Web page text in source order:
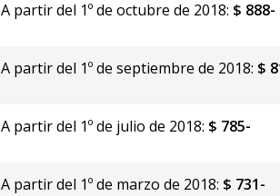
A partir del 1º de octubre de 2018: $ 888-
A partir del 1º de septiembre de 2018: $
A partir del 1º de julio de 2018: $ 785-
A partir del 1º de marzo de 2018: $ 731-